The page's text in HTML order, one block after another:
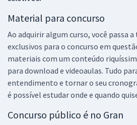
Material para concurso
Ao adquirir algum curso, você passa
exclusivos para o concurso em
materiais com um conteúdo
para download e videoaulas. Tudo
entendimento e tornar o seu
é possível estudar onde e quando
Concurso público é no Gran